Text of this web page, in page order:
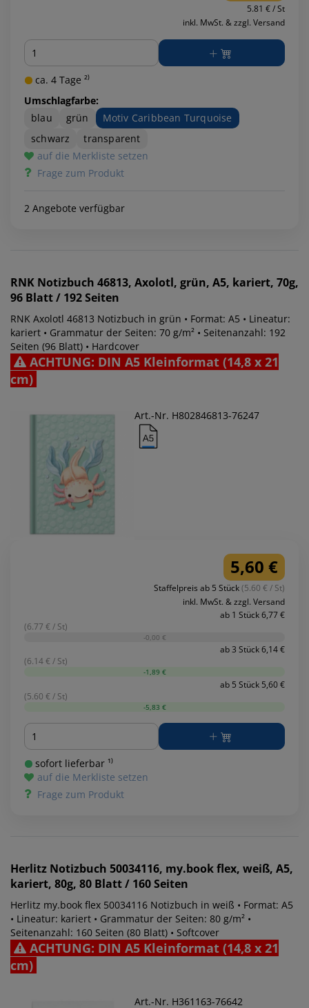
5.81 € / St
inkl. MwSt. & zzgl. Versand
Menge
ca. 4 Tage ²⁾
Umschlagfarbe:
blau
grün
Motiv Caribbean Turquoise
schwarz
transparent
auf die Merkliste setzen
Frage zum Produkt
2 Angebote verfügbar
RNK Notizbuch 46813, Axolotl, grün, A5, kariert, 70g,
96 Blatt / 192 Seiten
RNK Axolotl 46813 Notizbuch in grün • Format: A5 • Lineatur:
kariert • Grammatur der Seiten: 70 g/m² • Seitenanzahl: 192
Seiten (96 Blatt) • Hardcover
ACHTUNG: DIN A5 Kleinformat (14,8 x 21
cm)
Art.-Nr. H802846813-76247
5,60 €
Staffelpreis ab 5 Stück(5.60 € / St)
inkl. MwSt. & zzgl. Versand
ab 1 Stück 6,77 €
(6.77 € / St)
-0,00 €
ab 3 Stück 6,14 €
(6.14 € / St)
-1,89 €
ab 5 Stück 5,60 €
(5.60 € / St)
-5,83 €
Menge
sofort lieferbar ¹⁾
auf die Merkliste setzen
Frage zum Produkt
Herlitz Notizbuch 50034116, my.book flex, weiß, A5,
kariert, 80g, 80 Blatt / 160 Seiten
Herlitz my.book flex 50034116 Notizbuch in weiß • Format: A5
• Lineatur: kariert • Grammatur der Seiten: 80 g/m² •
Seitenanzahl: 160 Seiten (80 Blatt) • Softcover
ACHTUNG: DIN A5 Kleinformat (14,8 x 21
cm)
Art.-Nr. H361163-76642